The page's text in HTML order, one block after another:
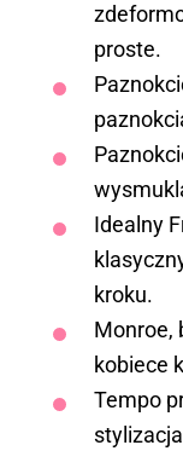
proste.
Idealny
kroku.
Monroe,
kobiece
Tempo